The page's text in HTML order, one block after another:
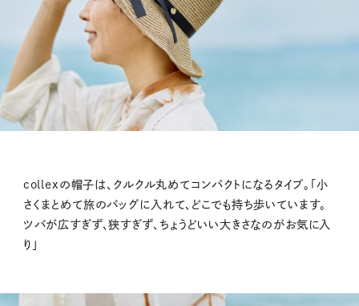
collexの帽子は、クルクル丸めてコンパクトになるタイプ。「小
さくまとめて旅のバッグに入れて、どこでも持ち歩いています。
ツバが広すぎず、狭すぎず、ちょうどいい大きさなのがお気に入
り」